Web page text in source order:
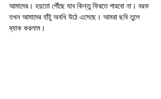
আমাদের। হয়তো পৌঁছে যাব কিন্তু ফিরতে পারবো না। বরফ
তখন আমাদের হাঁটু অবধি উঠে এসেছে। আমরা ছবি তুলে
ব্যাক করলাম।